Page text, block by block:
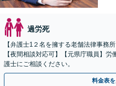
過労死
【弁護士1２名を擁する老舗法律事務
【夜間相談対応可】【元県庁職員】
護士にご相談ください。
料金表